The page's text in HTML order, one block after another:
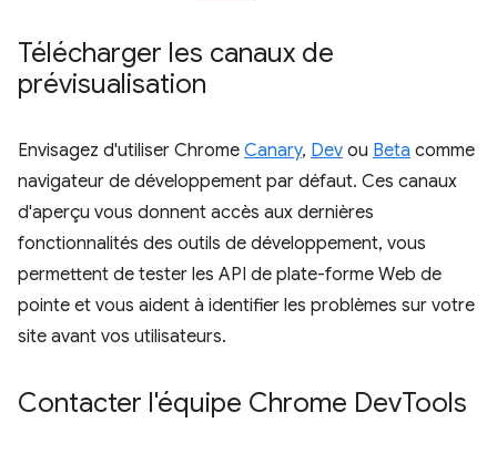
Télécharger les canaux de
prévisualisation
Envisagez d'utiliser Chrome Canary, Dev ou Beta comme
navigateur de développement par défaut. Ces canaux
d'aperçu vous donnent accès aux dernières
fonctionnalités des outils de développement, vous
permettent de tester les API de plate-forme Web de
pointe et vous aident à identifier les problèmes sur votre
site avant vos utilisateurs.
Contacter l'équipe Chrome DevTools